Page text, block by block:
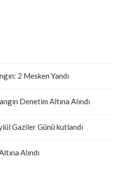
2 Mesken Yandı
Denetim Altına Alındı
Gaziler Günü kutlandı
Alındı